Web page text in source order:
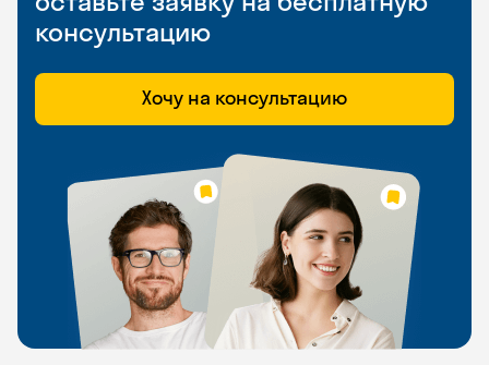
консультацию
Хочу на консультацию